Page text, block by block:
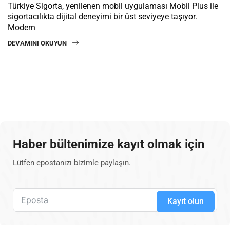
Türkiye Sigorta, yenilenen mobil uygulaması Mobil Plus ile
sigortacılıkta dijital deneyimi bir üst seviyeye taşıyor.
Modern
DEVAMINI OKUYUN
Haber bültenimize kayıt olmak için
Lütfen epostanızı bizimle paylaşın.
Kayıt olun